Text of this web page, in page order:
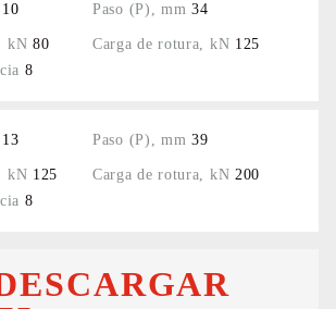
10 34
80
125
8
13 39
125
200
8